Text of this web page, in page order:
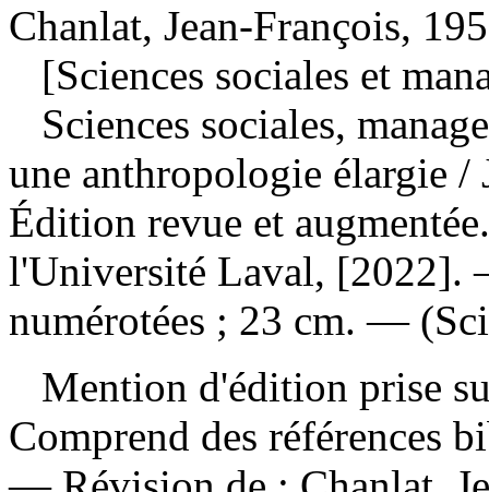
Chanlat, Jean-François,
[Sciences sociales et
Sciences sociales,
une anthropologie élargie /
Édition revue et
l'Université Laval, [2022].
numérotées ; 23 cm. —
Mention d'édition prise
Comprend des références